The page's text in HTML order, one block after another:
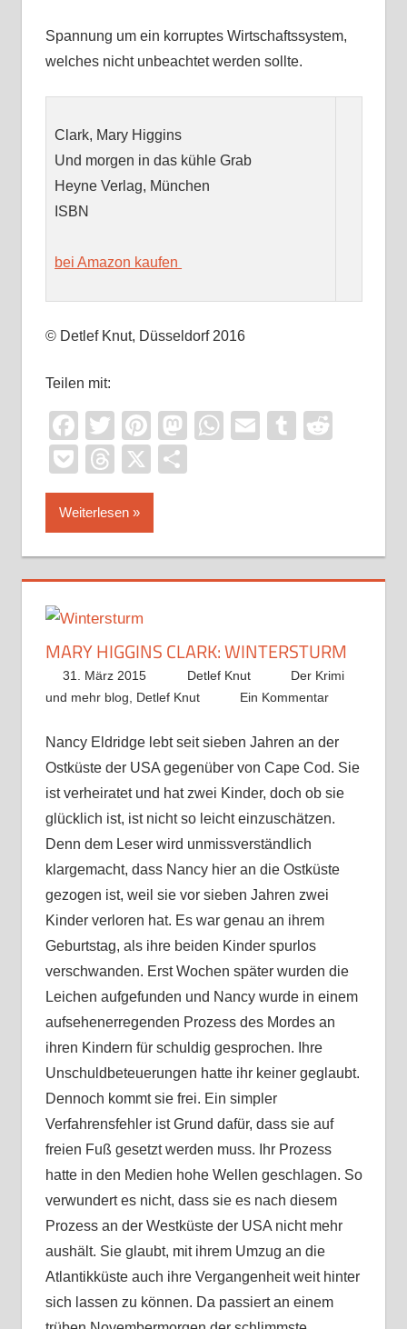
Spannung um ein korruptes Wirtschaftssystem,
welches nicht unbeachtet werden sollte.
Clark, Mary Higgins
Und morgen in das kühle Grab
Heyne Verlag, München
ISBN
bei Amazon kaufen
© Detlef Knut, Düsseldorf 2016
Teilen mit:
Facebook
TwitterPinterest
Mastodon
WhatsApp
EmailTumblr
PocketThreads
X
Weiterlesen
MARY HIGGINS CLARK: WINTERSTURM
31. März 2015 Detlef Knut
Der Krimi
und mehr blog, Detlef Knut Ein Kommentar
Nancy Eldridge lebt seit sieben Jahren an der
Ostküste der USA gegenüber von Cape Cod. Sie
ist verheiratet und hat zwei Kinder, doch ob sie
glücklich ist, ist nicht so leicht einzuschätzen.
Denn dem Leser wird unmissverständlich
klargemacht, dass Nancy hier an die Ostküste
gezogen ist, weil sie vor sieben Jahren zwei
Kinder verloren hat. Es war genau an ihrem
Geburtstag, als ihre beiden Kinder spurlos
verschwanden. Erst Wochen später wurden die
Leichen aufgefunden und Nancy wurde in einem
aufsehenerregenden Prozess des Mordes an
ihren Kindern für schuldig gesprochen. Ihre
Unschuldbeteuerungen hatte ihr keiner geglaubt.
Dennoch kommt sie frei. Ein simpler
Verfahrensfehler ist Grund dafür, dass sie auf
freien Fuß gesetzt werden muss. Ihr Prozess
hatte in den Medien hohe Wellen geschlagen. So
verwundert es nicht, dass sie es nach diesem
Prozess an der Westküste der USA nicht mehr
aushält. Sie glaubt, mit ihrem Umzug an die
Atlantikküste auch ihre Vergangenheit weit hinter
sich lassen zu können. Da passiert an einem